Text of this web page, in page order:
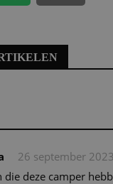
26 september 2023
die deze camper